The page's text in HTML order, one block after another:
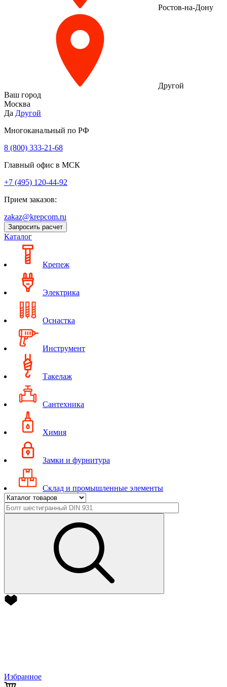
Ростов-на-Дону
Другой
Ваш город
Москва
Да Другой
Многоканальный по РФ
8 (800) 333‑21-68
Главный офис в МСК
+7 (495) 120-44-92
Прием заказов:
zakaz@krepcom.ru
Запросить расчет
Каталог
Крепеж
Электрика
Оснастка
Инструмент
Такелаж
Сантехника
Химия
Замки и фурнитура
Склад и промышленные элементы
Избранное